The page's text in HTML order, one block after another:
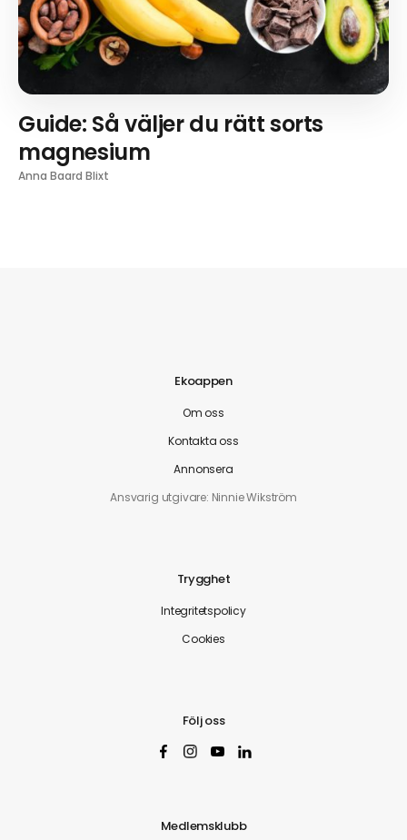
Guide: Så väljer du rätt sorts
magnesium
Anna Baard Blixt
Ekoappen
Om oss
Kontakta oss
Annonsera
Ansvarig utgivare: Ninnie Wikström
Trygghet
Integritetspolicy
Cookies
Följ oss
Medlemsklubb